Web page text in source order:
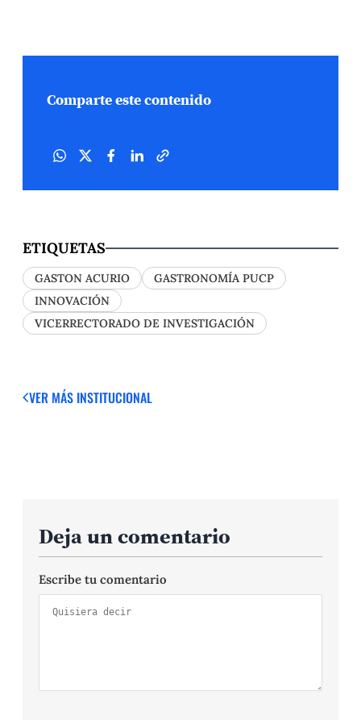
Comparte este contenido
ETIQUETAS
GASTON ACURIO
GASTRONOMÍA PUCP
INNOVACIÓN
VICERRECTORADO DE INVESTIGACIÓN
VER MÁS INSTITUCIONAL
Deja un comentario
Escribe tu comentario